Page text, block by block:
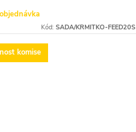
Kód: SADA/KRMITKO-FEED20S
komise